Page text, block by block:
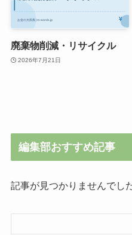
廃棄物削減・リサイクル
2026年7月21日
編集部おすすめ記事
記事が見つかりませんでした